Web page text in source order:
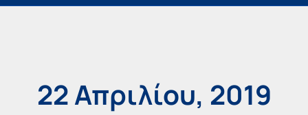
22 Απριλίου, 2019